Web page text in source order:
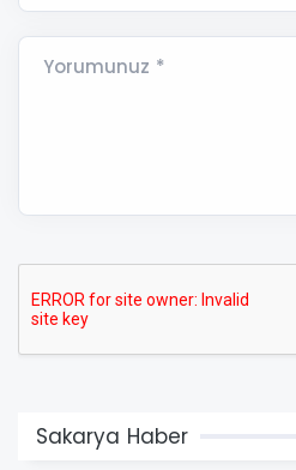
Yorumunuz *
Sakarya Haber